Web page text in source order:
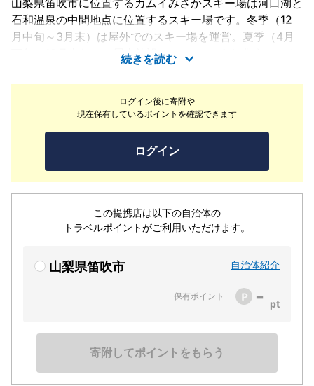
ログイン後に寄附や
現在保有しているポイントを確認できます
ログイン
この提携店は以下の自治体の
トラベルポイントがご利用いただけます。
山梨県笛吹市 自治体紹介
保有ポイント -
寄附してポイントをもらう
石和温泉の中間地点に位置するスキー場です。冬季（12
月中旬～3月末）は屋外でのスキー場を運営。夏季（4月
下旬～12月上旬）は屋内施設でのハーフパイプゲレンデ
を運営いたしております。冬季のスキー場はコンパクトな
ゲレンデ構成で初心者～中上級者まで楽しんでいただけま
す。小さなお子様にはそり専用の【キッズタウン】でそり
遊びも楽しめます。
続きを読む